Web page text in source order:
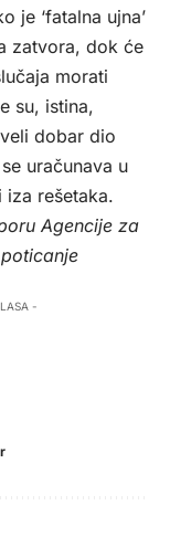
je ‘fatalna ujna’
zatvora, dok će
morati
su, istina,
dobar dio
uračunava u
rešetaka.
Agencije za
-